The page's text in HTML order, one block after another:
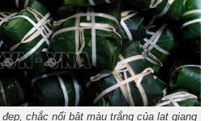
chắc nổi bật màu trắng của lạt giang